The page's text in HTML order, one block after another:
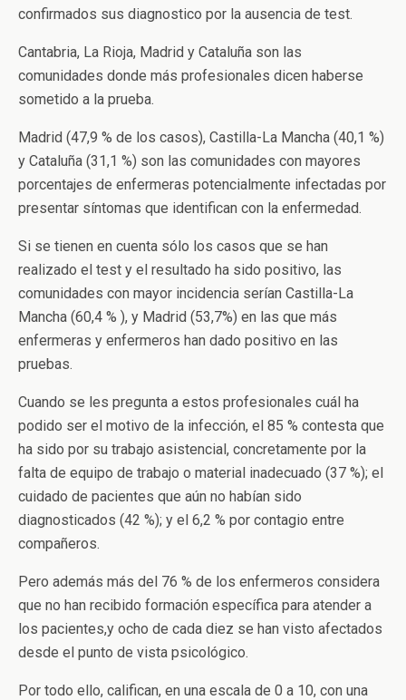
confirmados sus diagnostico por la ausencia de test.
Cantabria, La Rioja, Madrid y Cataluña son las
comunidades donde más profesionales dicen haberse
sometido a la prueba.
Madrid (47,9 % de los casos), Castilla-La Mancha (40,1 %)
y Cataluña (31,1 %) son las comunidades con mayores
porcentajes de enfermeras potencialmente infectadas por
presentar síntomas que identifican con la enfermedad.
Si se tienen en cuenta sólo los casos que se han
realizado el test y el resultado ha sido positivo, las
comunidades con mayor incidencia serían Castilla-La
Mancha (60,4 % ), y Madrid (53,7%) en las que más
enfermeras y enfermeros han dado positivo en las
pruebas.
Cuando se les pregunta a estos profesionales cuál ha
podido ser el motivo de la infección, el 85 % contesta que
ha sido por su trabajo asistencial, concretamente por la
falta de equipo de trabajo o material inadecuado (37 %); el
cuidado de pacientes que aún no habían sido
diagnosticados (42 %); y el 6,2 % por contagio entre
compañeros.
Pero además más del 76 % de los enfermeros considera
que no han recibido formación específica para atender a
los pacientes,y ocho de cada diez se han visto afectados
desde el punto de vista psicológico.
Por todo ello, califican, en una escala de 0 a 10, con una